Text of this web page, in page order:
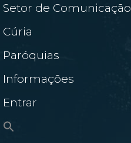
Setor de Comunicação
Cúria
Paróquias
Informações
Entrar